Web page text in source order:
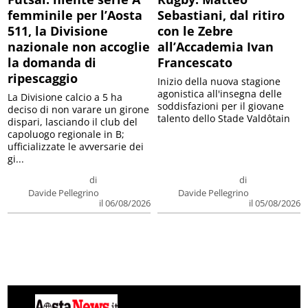
femminile per l’Aosta
511, la Divisione
nazionale non accoglie
la domanda di
ripescaggio
di
Davide Pellegrino
il 06/08/2026
La Divisione calcio a 5 ha
deciso di non varare un girone
dispari, lasciando il club del
capoluogo regionale in B;
ufficializzate le avversarie dei
gi...
Sebastiani, dal ritiro
con le Zebre
all’Accademia Ivan
Francescato
di
Davide Pellegrino
il 05/08/2026
Inizio della nuova stagione
agonistica all'insegna delle
soddisfazioni per il giovane
talento dello Stade Valdôtain